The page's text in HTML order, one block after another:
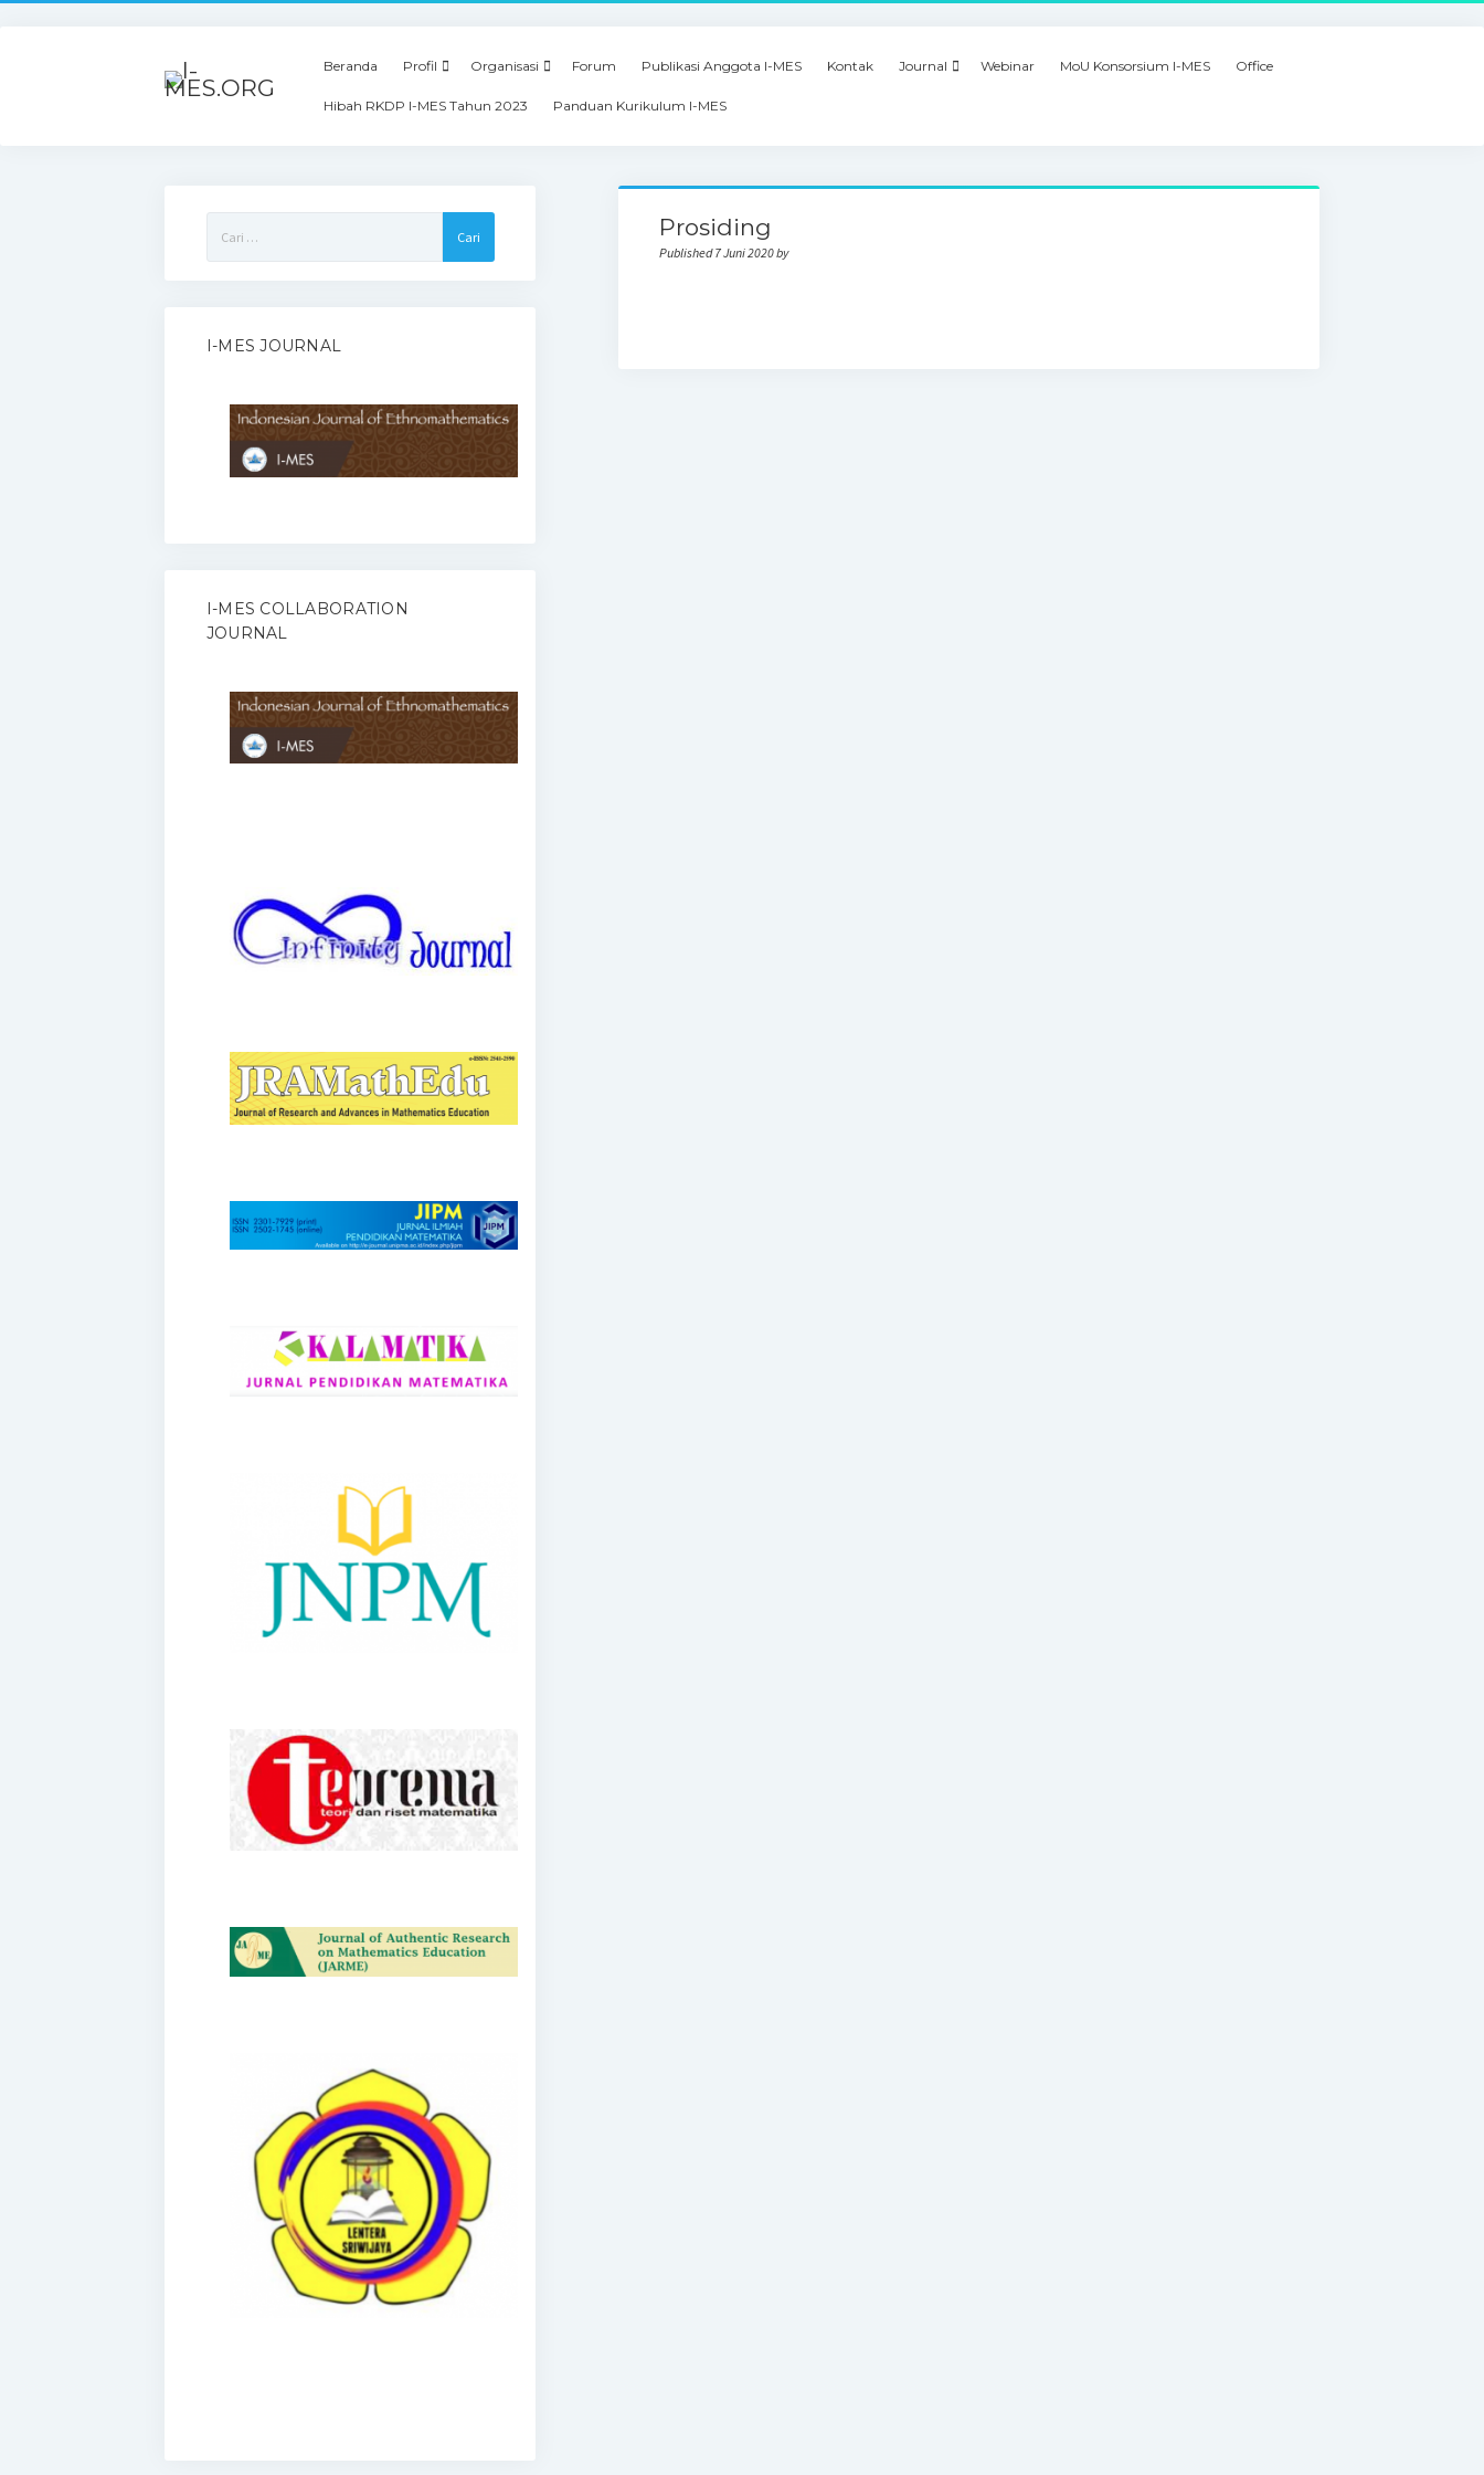
Beranda Profil Organisasi Forum Publikasi Anggota I-MES Kontak Journal Webinar MoU Konsorsium I-MES Office
Hibah RKDP I-MES Tahun 2023 Panduan Kurikulum I-MES
untuk:
I-MES JOURNAL
I-MES COLLABORATION
JOURNAL
Prosiding
Published 7 Juni 2020 by